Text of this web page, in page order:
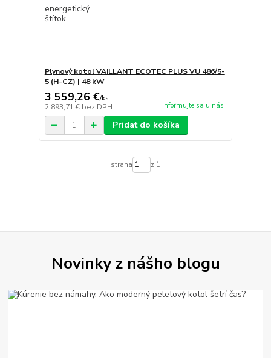
Plynový kotol VAILLANT ECOTEC PLUS VU 486/5-
5 (H-CZ) | 48 kW
3 559,26 €/ks
2 893,71 € bez DPH informujte sa u nás
Pridať do košíka
strana z 1
Novinky z nášho blogu